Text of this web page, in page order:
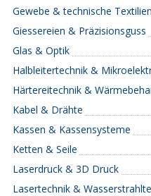
Gewebe & technische Textilien
Giessereien & Präzisionsguss
Glas & Optik
Halbleitertechnik &
Härtereitechnik &
Kabel & Drähte
Kassen & Kassensysteme
Ketten & Seile
Laserdruck & 3D Druck
Lasertechnik &